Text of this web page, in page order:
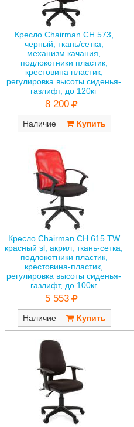
Кресло Chairman CH 573,
черный, ткань/сетка,
механизм качания,
подлокотники пластик,
крестовина пластик,
регулировка высоты сиденья-
газлифт, до 120кг
8 200
Наличие
Кресло Chairman CH 615 TW
красный sl, акрил, ткань-сетка,
подлокотники пластик,
крестовина-пластик,
регулировка высоты сиденья-
газлифт, до 100кг
5 553
Наличие